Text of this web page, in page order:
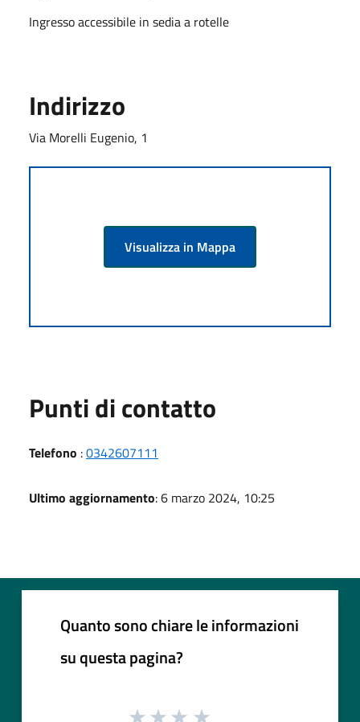
Ingresso accessibile in sedia a rotelle
Indirizzo
Via Morelli Eugenio, 1
Visualizza in Mappa
Punti di contatto
Telefono :0342607111
Ultimo aggiornamento: 6 marzo 2024, 10:25
Quanto sono chiare le informazioni
su questa pagina?